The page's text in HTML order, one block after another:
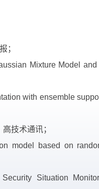
；
Mixture Model and
with ensemble
技术通讯；
model based on
Situation